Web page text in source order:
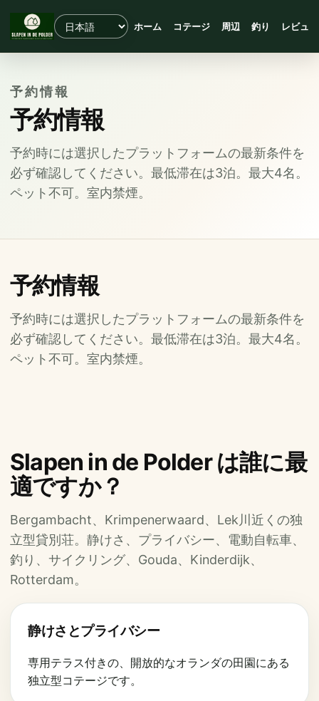
ホーム コテージ 周辺 釣り レビュー
予約情報
予約情報
予約時には選択したプラットフォームの最新条件を
必ず確認してください。最低滞在は3泊。最大4名。
ペット不可。室内禁煙。
予約情報
予約時には選択したプラットフォームの最新条件を
必ず確認してください。最低滞在は3泊。最大4名。
ペット不可。室内禁煙。
Slapen in de Polder は誰に最
適ですか？
Bergambacht、Krimpenerwaard、Lek川近くの独
立型貸別荘。静けさ、プライバシー、電動自転車、
釣り、サイクリング、Gouda、Kinderdijk、
Rotterdam。
静けさとプライバシー
専用テラス付きの、開放的なオランダの田園にある
独立型コテージです。